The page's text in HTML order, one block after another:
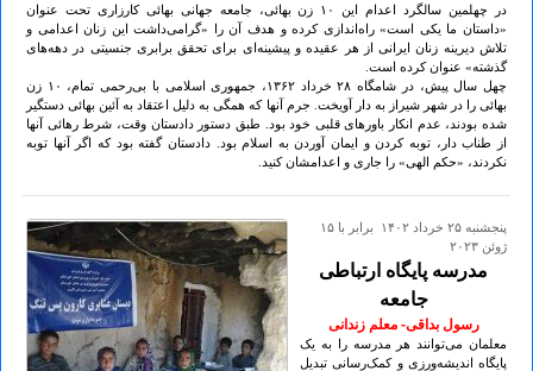
در چهلمین سالگرد اعدام این ۱۰ زن بهائی، جامعه جهانی بهائی کارزاری تحت عنوان
«داستان ما یکی‌ است» راه‌اندازی کرده و هدف آن را «گرامی‌داشت این زنان اعدامی و
تلاش دیرینه زنان ایرانی از هر عقیده و پیشینه‌ای برای تحقق برابری جنسیتی در دهه‌های
گذشته» عنوان کرده است.
چهل سال پیش، در شامگاه ۲۸ خرداد ۱۳۶۲، جمهوری اسلامی با بی‌رحمی تمام، ۱۰ زن
بهائی را در شهر شیراز به دار آویخت. جرم آنها که همگی به دلیل اعتقاد به آئین بهائی دستگیر
شده بودند، عدم انکار باورهای قلبی خود بود. طبق دستور دادستان وقت، شرط رهائی آنها
از طناب دار، توبه کردن و ایمان آوردن به اسلام بود. دادستان گفته بود که اگر آنها توبه
نکردند، «حکم الهی» را جاری و اعدامشان کنید.
پنجشنبه ۲۵ خرداد ۱۴۰۲ برابر با ۱۵
ژوئن ۲۰۲۳
مدرسه پایگاه ارتباطی
جامعه
رسول بداقی- معلم زندانی
معلمان می‌توانند هر مدرسه را به یک
پایگاه اندیشه‌ورزی و کمک‌رسانی تبدیل